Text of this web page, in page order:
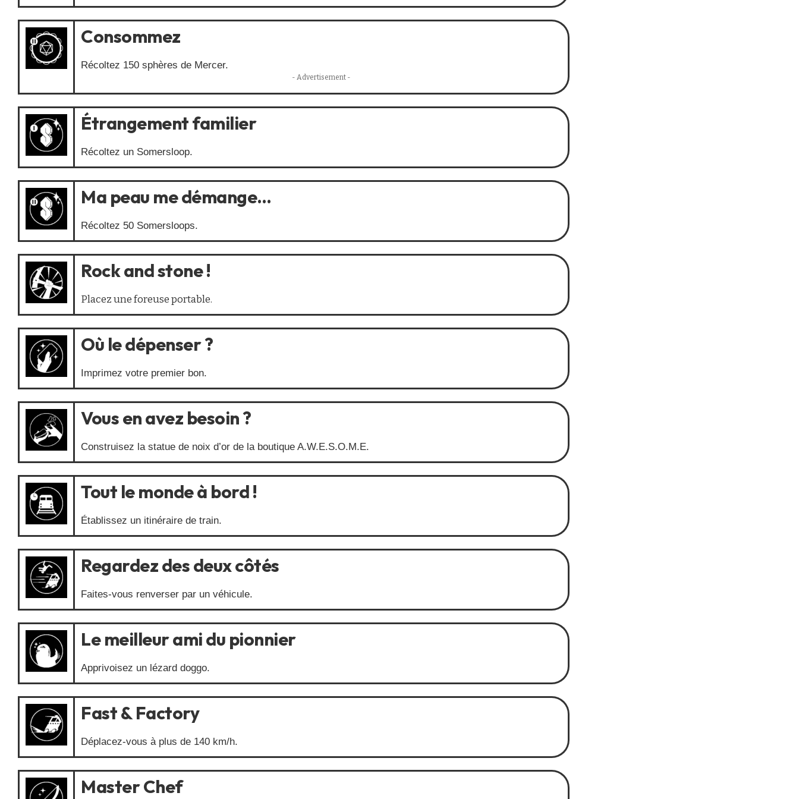
Consommez
Récoltez 150 sphères de Mercer.
- Advertisement -
Étrangement familier
Récoltez un Somersloop.
Ma peau me démange…
Récoltez 50 Somersloops.
Rock and stone !
Placez une foreuse portable.
Où le dépenser ?
Imprimez votre premier bon.
Vous en avez besoin ?
Construisez la statue de noix d’or de la boutique A.W.E.S.O.M.E.
Tout le monde à bord !
Établissez un itinéraire de train.
Regardez des deux côtés
Faites-vous renverser par un véhicule.
Le meilleur ami du pionnier
Apprivoisez un lézard doggo.
Fast & Factory
Déplacez-vous à plus de 140 km/h.
Master Chef